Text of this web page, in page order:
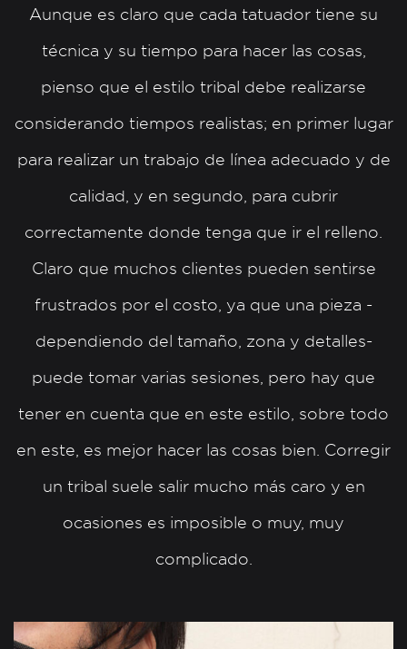
Aunque es claro que cada tatuador tiene su
técnica y su tiempo para hacer las cosas,
pienso que el estilo tribal debe realizarse
considerando tiempos realistas; en primer lugar
para realizar un trabajo de línea adecuado y de
calidad, y en segundo, para cubrir
correctamente donde tenga que ir el relleno.
Claro que muchos clientes pueden sentirse
frustrados por el costo, ya que una pieza -
dependiendo del tamaño, zona y detalles-
puede tomar varias sesiones, pero hay que
tener en cuenta que en este estilo, sobre todo
en este, es mejor hacer las cosas bien. Corregir
un tribal suele salir mucho más caro y en
ocasiones es imposible o muy, muy
complicado.